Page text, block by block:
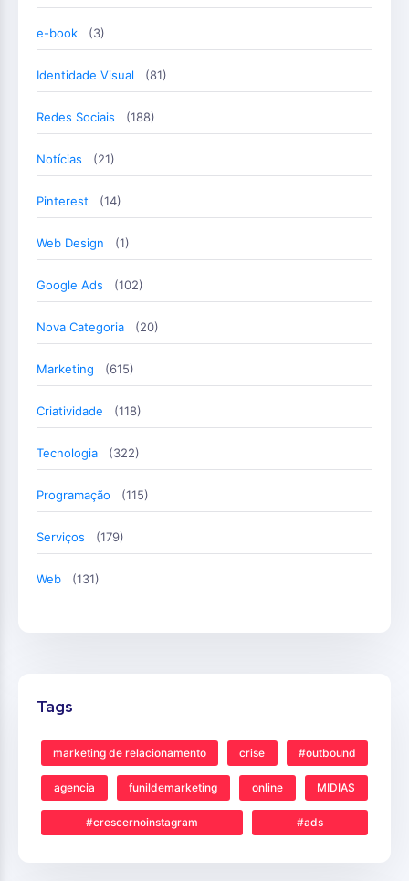
e-book (3)
Identidade Visual (81)
Redes Sociais (188)
Notícias (21)
Pinterest (14)
Web Design (1)
Google Ads (102)
Nova Categoria (20)
Marketing (615)
Criatividade (118)
Tecnologia (322)
Programação (115)
Serviços (179)
Web (131)
Tags
marketing de relacionamento crise #outbound
agencia funildemarketing online MIDIAS
#crescernoinstagram #ads